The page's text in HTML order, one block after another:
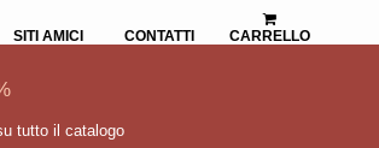
SITI AMICI CONTATTI CARRELLO
tutto il catalogo